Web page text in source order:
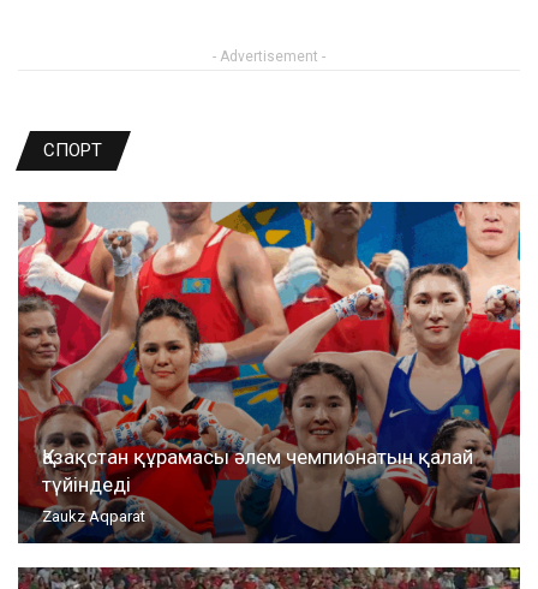
- Advertisement -
СПОРТ
Қазақстан құрамасы әлем чемпионатын қалай
түйіндеді
Zaukz Aqparat